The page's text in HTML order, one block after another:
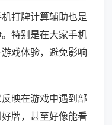
打牌计算辅助也是
特别是在大家手机
戏体验，避免影响
映在游戏中遇到部
牌，甚至好像能看